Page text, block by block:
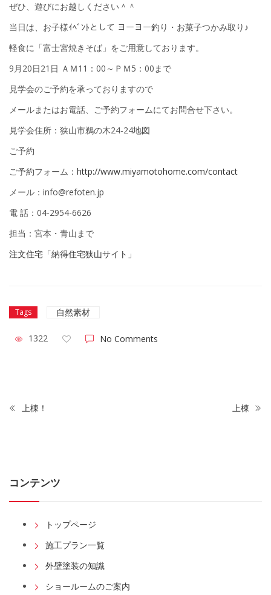
ぜひ、遊びにお越しください＾＾
当日は、お子様ｲﾍﾞﾝﾄとして ヨーヨー釣り・お菓子つかみ取り♪
軽食に「富士宮焼きそば」をご用意しております。
9月20日21日 ＡＭ11：00～ＰＭ5：00まで
見学会のご予約を承っておりますので
メールまたはお電話、ご予約フォームにてお問合せ下さい。
見学会住所：狭山市鵜の木24-24地図
ご予約
ご予約フォーム： http://www.miyamotohome.com/contact
メール：info@refoten.jp
電 話：04-2954-6626
担当：宮本・青山まで
注文住宅「納得住宅狭山サイト」
Tags 自然素材
1322 No Comments
上棟！ 上棟
コンテンツ
トップページ
施工プラン一覧
外壁塗装の知識
ショールームのご案内